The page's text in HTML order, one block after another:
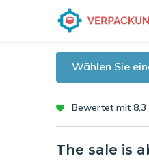
Wählen Sie
Bewertet mit 8,3
The sale is